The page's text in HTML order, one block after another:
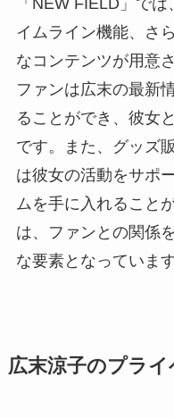
「NEW FIELD」で
イムライン機能、さ
なコンテンツが用意
ファンは広末の最新
ることができ、彼女
です。また、グッズ
は彼女の活動をサポ
ムを手に入れること
は、ファンとの関係
な要素となっていま
広末涼子のプライ